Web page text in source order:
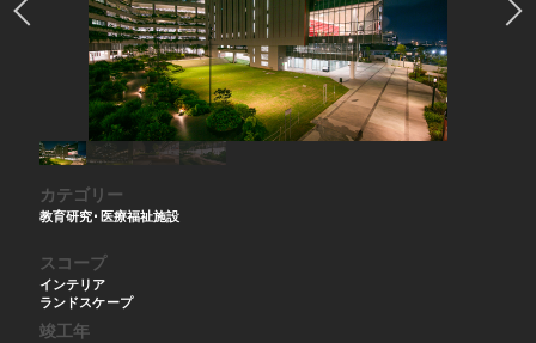
カテゴリー
教育研究･医療福祉施設
スコープ
インテリア
ランドスケープ
竣工年